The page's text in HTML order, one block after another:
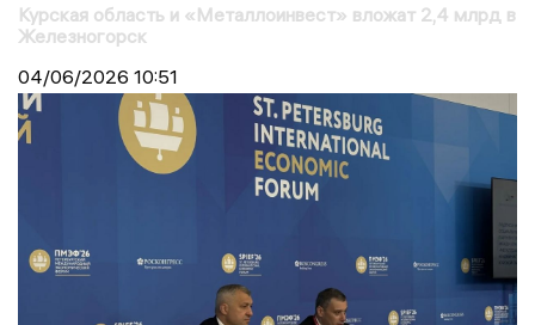
Курская область и «Металлоинвест» вложат 2,4 млрд в
Железногорск
04/06/2026 10:51